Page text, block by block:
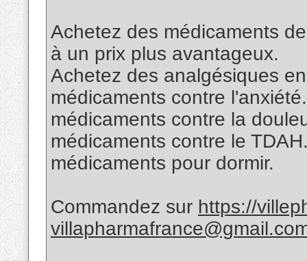
Achetez des médicaments
à un prix plus avantageux.
Achetez des analgésiques
médicaments contre l'anxiété.
médicaments contre la
médicaments contre le
médicaments pour dormir.
Commandez sur https://